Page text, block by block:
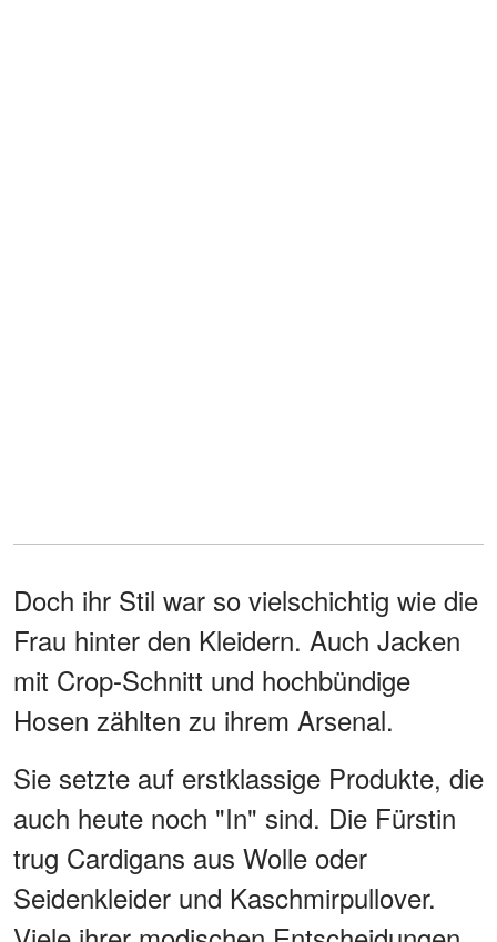
Doch ihr Stil war so vielschichtig wie die
Frau hinter den Kleidern. Auch Jacken
mit Crop-Schnitt und hochbündige
Hosen zählten zu ihrem Arsenal.
Sie setzte auf erstklassige Produkte, die
auch heute noch "In" sind. Die Fürstin
trug Cardigans aus Wolle oder
Seidenkleider und Kaschmirpullover.